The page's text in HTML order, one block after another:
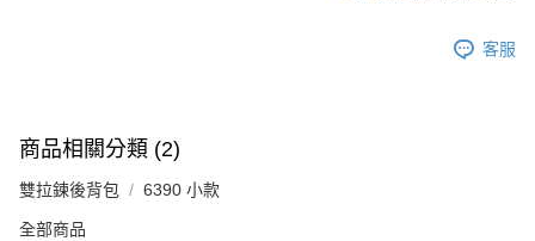
客服
商品相關分類 (2)
雙拉鍊後背包 6390 小款
全部商品